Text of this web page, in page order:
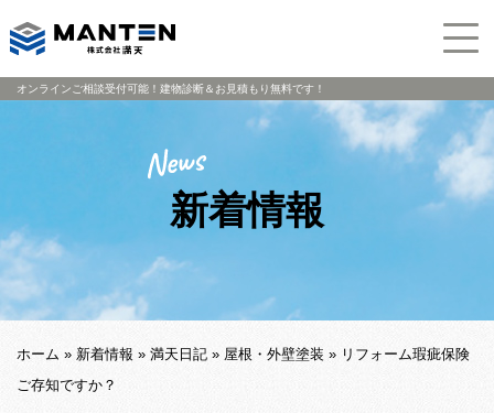
オンラインご相談受付可能！建物診断＆お見積もり無料です！
新着情報
ホーム » 新着情報 » 満天日記 » 屋根・外壁塗装 » リフォーム瑕疵保険
ご存知ですか？